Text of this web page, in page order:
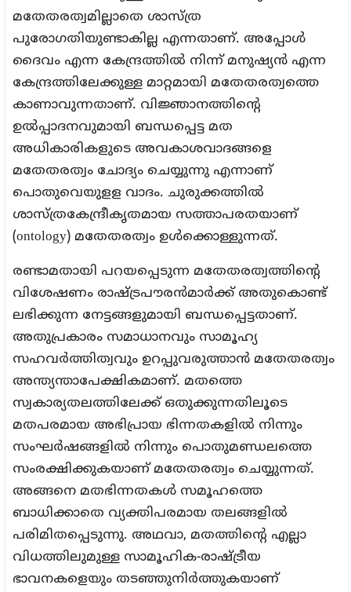
മതേതരത്വമില്ലാതെ ശാസ്ത്ര
പുരോഗതിയുണ്ടാകില്ല എന്നതാണ്. അപ്പോള്‍
ദൈവം എന്ന കേന്ദ്രത്തില്‍ നിന്ന് മനുഷ്യന്‍ എന്ന
കേന്ദ്രത്തിലേക്കുള്ള മാറ്റമായി മതേതരത്വത്തെ
കാണാവുന്നതാണ്. വിജ്ഞാനത്തിന്റെ
ഉല്‍പ്പാദനവുമായി ബന്ധപ്പെട്ട മത
അധികാരികളുടെ അവകാശവാദങ്ങളെ
മതേതരത്വം ചോദ്യം ചെയ്യുന്നു എന്നാണ്
പൊതുവെയുളള വാദം. ചുരുക്കത്തില്‍
ശാസ്ത്രകേന്ദ്രീകൃതമായ സത്താപരതയാണ്
(ontology) മതേതരത്വം ഉള്‍ക്കൊള്ളുന്നത്.
രണ്ടാമതായി പറയപ്പെടുന്ന മതേതരത്വത്തിന്റെ
വിശേഷണം രാഷ്ട്രപൗരന്‍മാര്‍ക്ക് അതുകൊണ്ട്
ലഭിക്കുന്ന നേട്ടങ്ങളുമായി ബന്ധപ്പെട്ടതാണ്.
അതുപ്രകാരം സമാധാനവും സാമൂഹ്യ
സഹവര്‍ത്തിത്വവും ഉറപ്പുവരുത്താന്‍ മതേതരത്വം
അന്ത്യന്താപേക്ഷികമാണ്. മതത്തെ
സ്വകാര്യതലത്തിലേക്ക് ഒതുക്കുന്നതിലൂടെ
മതപരമായ അഭിപ്രായ ഭിന്നതകളില്‍ നിന്നും
സംഘര്‍ഷങ്ങളില്‍ നിന്നും പൊതുമണ്ഡലത്തെ
സംരക്ഷിക്കുകയാണ് മതേതരത്വം ചെയ്യുന്നത്.
അങ്ങനെ മതഭിന്നതകള്‍ സമൂഹത്തെ
ബാധിക്കാതെ വ്യക്തിപരമായ തലങ്ങളില്‍
പരിമിതപ്പെടുന്നു. അഥവാ, മതത്തിന്റെ എല്ലാ
വിധത്തിലുമുള്ള സാമൂഹിക-രാഷ്ട്രീയ
ഭാവനകളെയും തടഞ്ഞുനിര്‍ത്തുകയാണ്